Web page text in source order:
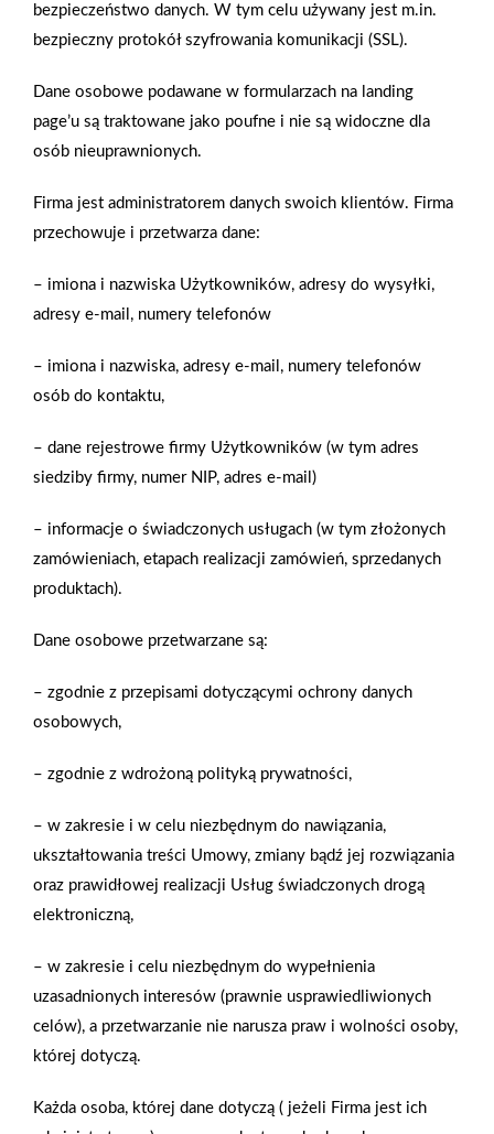
Jak wzmocnić ścianę działową z karton-gipsu pod
Ściany z płyt gipsowo-kartonowych to zazwyczaj ściany
działowe. Ich niezaprzeczalną zaletą jest to, że są lekkie,
poddaszu, ale oczywiście na parterze również doskonale się
sprawdzą. A czy na takiej przegrodzie można wieszać szafki?
Jakie są rodzaje rusztowań i które rozwiązanie
wybrać?
Popularność rusztowań do prac na wysokości stale rośnie –
obecnie są one używane nie tylko w branży budowlanej czy
magazynowej. Coraz więcej klientów indywidualnych decyduje
drabiny. Na rynku dostępnych jest kilka rodzajów rusztowań, a
Podpowiadamy!
się coraz większą popularnością?
Rynek zaczyna dostrzegać ich zalety i przewagę nad
miesięcy – tyle zajmuje cały proces budowy domu
bezpieczeństwo danych. W tym celu używany jest m.in.
bezpieczny protokół szyfrowania komunikacji (SSL).
Dane osobowe podawane w formularzach na landing
page’u są traktowane jako poufne i nie są widoczne dla
osób nieuprawnionych.
Firma jest administratorem danych swoich klientów. Firma
przechowuje i przetwarza dane:
– imiona i nazwiska Użytkowników, adresy do wysyłki,
adresy e-mail, numery telefonów
– imiona i nazwiska, adresy e-mail, numery telefonów
osób do kontaktu,
– dane rejestrowe firmy Użytkowników (w tym adres
siedziby firmy, numer NIP, adres e-mail)
– informacje o świadczonych usługach (w tym złożonych
zamówieniach, etapach realizacji zamówień, sprzedanych
produktach).
Dane osobowe przetwarzane są:
– zgodnie z przepisami dotyczącymi ochrony danych
osobowych,
– zgodnie z wdrożoną polityką prywatności,
– w zakresie i w celu niezbędnym do nawiązania,
ukształtowania treści Umowy, zmiany bądź jej rozwiązania
oraz prawidłowej realizacji Usług świadczonych drogą
elektroniczną,
– w zakresie i celu niezbędnym do wypełnienia
uzasadnionych interesów (prawnie usprawiedliwionych
celów), a przetwarzanie nie narusza praw i wolności osoby,
której dotyczą.
Każda osoba, której dane dotyczą ( jeżeli Firma jest ich